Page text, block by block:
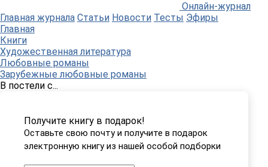
Онлайн-журнал
Главная журнала Статьи Новости Тесты Эфиры
Главная
Книги
Художественная литература
Любовные романы
Зарубежные любовные романы
В постели с...
Получите книгу в подарок!
Оставьте свою почту и получите в подарок
электронную книгу из нашей особой подборки